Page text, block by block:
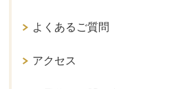
よくあるご質問
アクセス